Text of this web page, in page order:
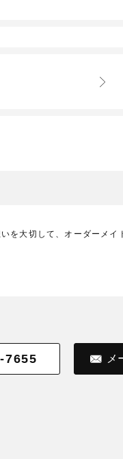
を大切して、オーダーメイ
7655 メ